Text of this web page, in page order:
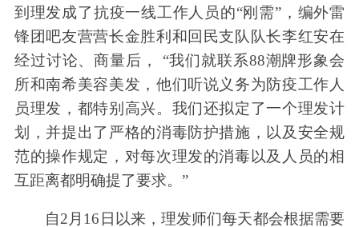
到理发成了抗疫一线工作人员的“刚需”，编外雷
锋团吧友营营长金胜利和回民支队队长李红安在
经过讨论、商量后， “我们就联系88潮牌形象会
所和南希美容美发，他们听说义务为防疫工作人
员理发，都特别高兴。我们还拟定了一个理发计
划，并提出了严格的消毒防护措施，以及安全规
范的操作规定，对每次理发的消毒以及人员的相
互距离都明确提了要求。”
自2月16日以来，理发师们每天都会根据需要